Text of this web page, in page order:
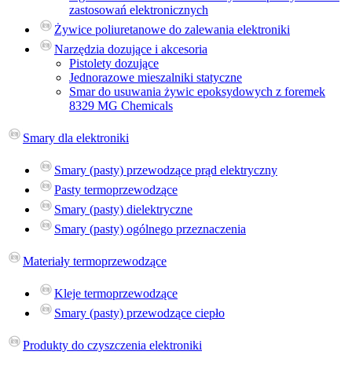
zastosowań elektronicznych
Żywice poliuretanowe do zalewania elektroniki
Narzędzia dozujące i akcesoria
Pistolety dozujące
Jednorazowe mieszalniki statyczne
Smar do usuwania żywic epoksydowych z foremek
8329 MG Chemicals
Smary dla elektroniki
Smary (pasty) przewodzące prąd elektryczny
Pasty termoprzewodzące
Smary (pasty) dielektryczne
Smary (pasty) ogólnego przeznaczenia
Materiały termoprzewodzące
Kleje termoprzewodzące
Smary (pasty) przewodzące ciepło
Produkty do czyszczenia elektroniki